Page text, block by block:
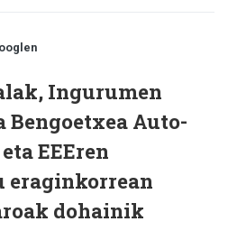
Ingurumen
Bengoetxea Auto-
EEEren
eraginkorrean
dohainik